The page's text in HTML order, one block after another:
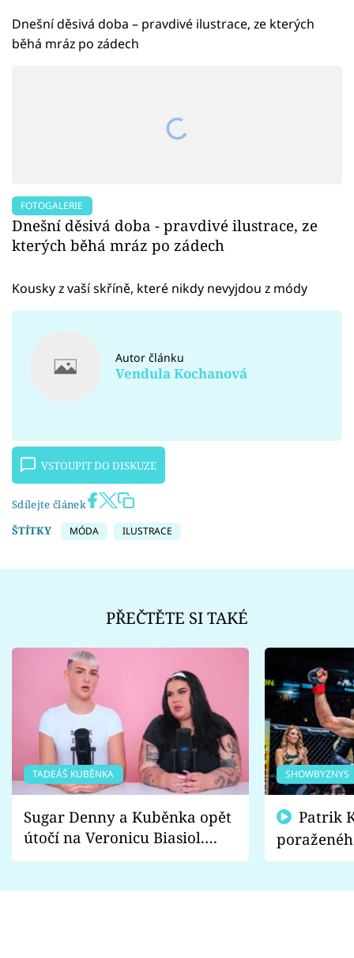
Dnešní děsivá doba – pravdivé ilustrace, ze kterých
běhá mráz po zádech
FOTOGALERIE
Dnešní děsivá doba - pravdivé ilustrace, ze
kterých běhá mráz po zádech
Kousky z vaší skříně, které nikdy nevyjdou z módy
Autor článku
Vendula Kochanová
VSTOUPIT DO DISKUZE
Sdílejte článek
ŠTÍTKY
MÓDA ILUSTRACE
PŘEČTĚTE SI TAKÉ
TADEÁŠ KUBĚNKA
Sugar Denny a Kuběnka opět
útočí na Veronicu Biasiol.
Proč je podle nich falešná a
SHOWBYZNYS
fanoušci